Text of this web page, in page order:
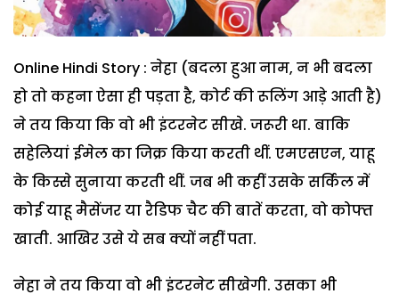
Online Hindi Story : नेहा (बदला हुआ नाम, न भी बदला
हो तो कहना ऐसा ही पड़ता है, कोर्ट की रूलिंग आड़े आती है)
ने तय किया कि वो भी इंटरनेट सीखे. जरूरी था. बाकि
सहेलियां ईमेल का जिक्र किया करती थीं. एमएसएन, याहू
के किस्से सुनाया करती थीं. जब भी कहीं उसके सर्किल में
कोई याहू मैसेंजर या रैडिफ चैट की बातें करता, वो कोफ्त
खाती. आखिर उसे ये सब क्यों नहीं पता.
नेहा ने तय किया वो भी इंटरनेट सीखेगी. उसका भी